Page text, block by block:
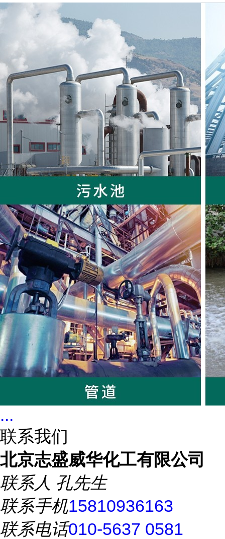
...
联系我们
北京志盛威华化工有限公司
联系人 孔先生
联系手机15810936163
联系电话010-5637 0581